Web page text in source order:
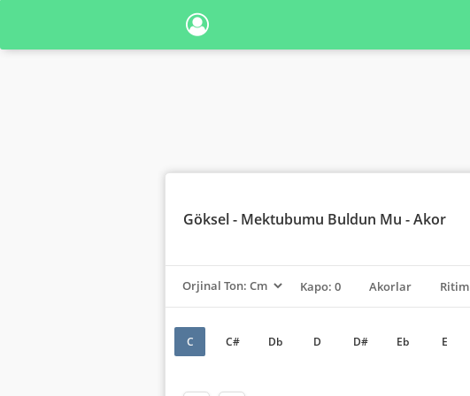
Göksel- Mektubumu Buldun Mu - Akor
Kapo: 0 Akorlar Ritim
C C# Db D D# Eb E